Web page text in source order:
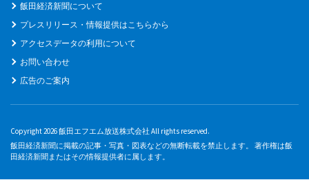
飯田経済新聞について
プレスリリース・情報提供はこちらから
アクセスデータの利用について
お問い合わせ
広告のご案内
Copyright 2026 飯田エフエム放送株式会社 All rights reserved.
飯田経済新聞に掲載の記事・写真・図表などの無断転載を禁止します。 著作権は飯
田経済新聞またはその情報提供者に属します。